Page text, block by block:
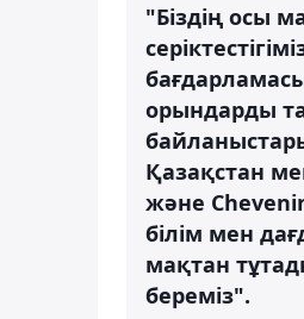
"Біздің осы
орындарды
Қазақстан
және
білім мен
мақтан
береміз".